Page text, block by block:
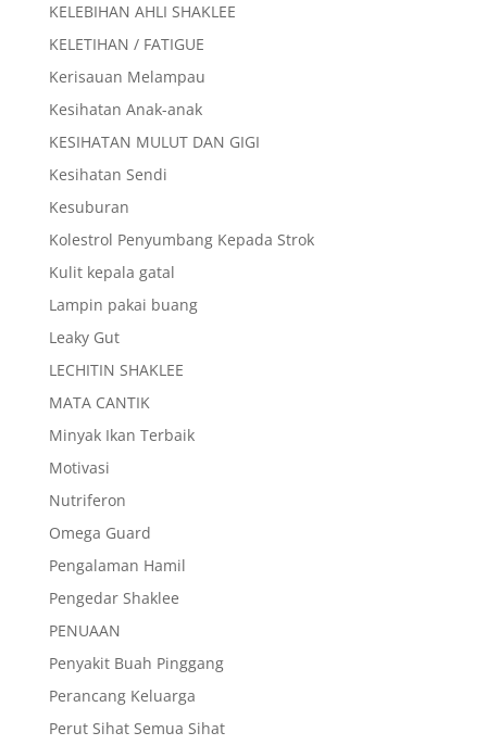
KELEBIHAN AHLI SHAKLEE
KELETIHAN / FATIGUE
Kerisauan Melampau
Kesihatan Anak-anak
KESIHATAN MULUT DAN GIGI
Kesihatan Sendi
Kesuburan
Kolestrol Penyumbang Kepada Strok
Kulit kepala gatal
Lampin pakai buang
Leaky Gut
LECHITIN SHAKLEE
MATA CANTIK
Minyak Ikan Terbaik
Motivasi
Nutriferon
Omega Guard
Pengalaman Hamil
Pengedar Shaklee
PENUAAN
Penyakit Buah Pinggang
Perancang Keluarga
Perut Sihat Semua Sihat